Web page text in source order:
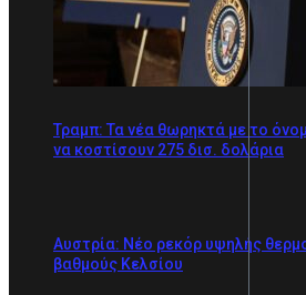
Τραμπ: Τα νέα θωρηκτά με το
να κοστίσουν 275 δισ. δολάρια
Αυστρία: Νέο ρεκόρ υψηλής
βαθμούς Κελσίου